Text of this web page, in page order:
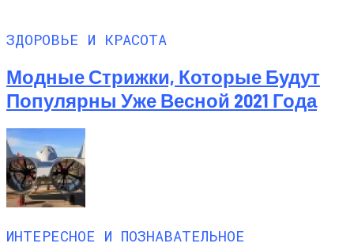
ЗДОРОВЬЕ И КРАСОТА
Модные Стрижки, Которые Будут
Популярны Уже Весной 2021 Года
ИНТЕРЕСНОЕ И ПОЗНАВАТЕЛЬНОЕ